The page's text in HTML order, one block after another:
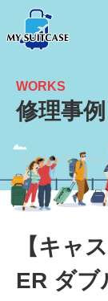
WORKS
修理事例
【キャ
ER ダブ